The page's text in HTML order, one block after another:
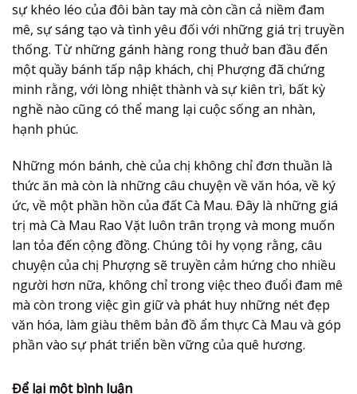
sự khéo léo của đôi bàn tay mà còn cần cả niềm đam
mê, sự sáng tạo và tình yêu đối với những giá trị truyền
thống. Từ những gánh hàng rong thuở ban đầu đến
một quầy bánh tấp nập khách, chị Phượng đã chứng
minh rằng, với lòng nhiệt thành và sự kiên trì, bất kỳ
nghề nào cũng có thể mang lại cuộc sống an nhàn,
hạnh phúc.
Những món bánh, chè của chị không chỉ đơn thuần là
thức ăn mà còn là những câu chuyện về văn hóa, về ký
ức, về một phần hồn của đất Cà Mau. Đây là những giá
trị mà Cà Mau Rao Vặt luôn trân trọng và mong muốn
lan tỏa đến cộng đồng. Chúng tôi hy vọng rằng, câu
chuyện của chị Phượng sẽ truyền cảm hứng cho nhiều
người hơn nữa, không chỉ trong việc theo đuổi đam mê
mà còn trong việc gìn giữ và phát huy những nét đẹp
văn hóa, làm giàu thêm bản đồ ẩm thực Cà Mau và góp
phần vào sự phát triển bền vững của quê hương.
Để lại một bình luận